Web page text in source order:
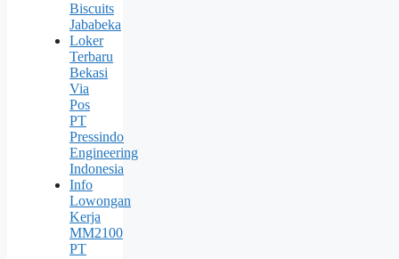
Biscuits
Jababeka
Loker
Terbaru
Bekasi
Via
Pos
PT
Pressindo
Engineering
Indonesia
Info
Lowongan
Kerja
MM2100
PT